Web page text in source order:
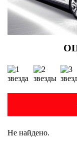
Не найдено.